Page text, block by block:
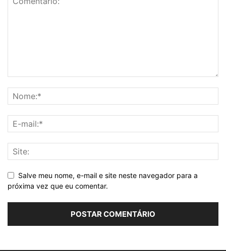
Salve meu nome, e-mail e site neste navegador para a
próxima vez que eu comentar.